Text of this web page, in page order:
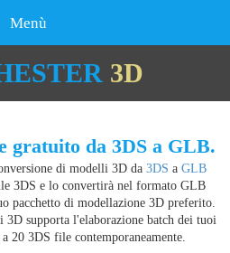
Menù
3D
gratuito da 3DS a GLB.
di modelli 3D da 3DS a GLB
3DS e lo convertirà nel formato GLB
pacchetto di modellazione 3D preferito.
supporta l'elaborazione batch dei tuoi
20 3DS file contemporaneamente.